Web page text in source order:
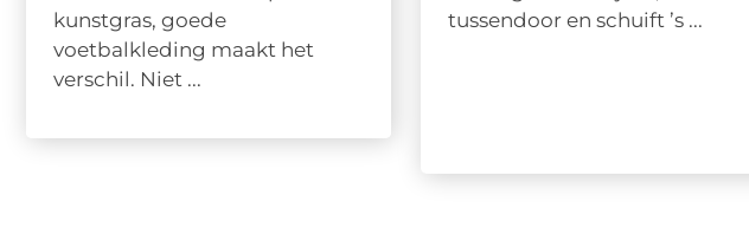
kunstgras, goede
voetbalkleding maakt het
verschil. Niet ...
tussendoor en schuift ’s ...